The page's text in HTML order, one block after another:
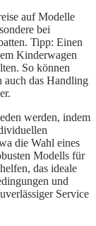
auf Modelle
bei
Tipp: Einen
Kinderwagen
So können
auch das Handling
werden, indem
die Wahl eines
Modells für
das ideale
und
Service